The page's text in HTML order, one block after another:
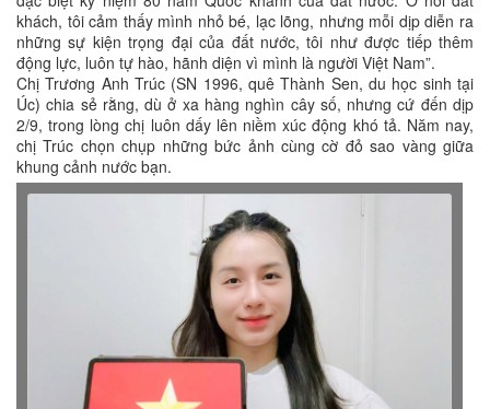
khách, tôi cảm thấy mình nhỏ bé, lạc lõng, nhưng mỗi dịp diễn ra
những sự kiện trọng đại của đất nước, tôi như được tiếp thêm
động lực, luôn tự hào, hãnh diện vì mình là người Việt Nam”.
Chị Trương Anh Trúc (SN 1996, quê Thành Sen, du học sinh tại
Úc) chia sẻ rằng, dù ở xa hàng nghìn cây số, nhưng cứ đến dịp
2/9, trong lòng chị luôn dấy lên niềm xúc động khó tả. Năm nay,
chị Trúc chọn chụp những bức ảnh cùng cờ đỏ sao vàng giữa
khung cảnh nước bạn.